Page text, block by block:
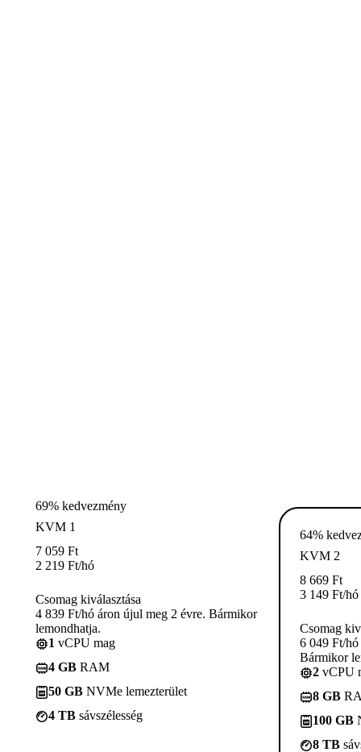
69% kedvezmény
KVM 1
7 059 Ft
2 219 Ft/hó
Csomag kiválasztása
4 839 Ft/hó áron újul meg 2 évre. Bármikor
lemondhatja.
1 vCPU mag
4 GB RAM
50 GB NVMe lemezterület
4 TB sávszélesség
64%
KVM 2
8 669 Ft
3 149 Ft/hó
Csomag
6 049 Ft/
Bármikor
2 vCPU
8 GB
100 GB
8 TB